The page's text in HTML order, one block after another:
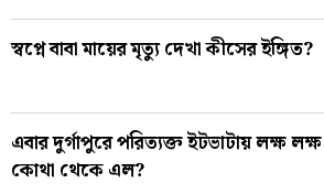
স্বপ্নে বাবা মায়ের মৃত্যু দেখা কীসের ইঙ্গিত?
এবার দুর্গাপুরে পরিত্যক্ত ইটভাটায় লক্ষ
কোথা থেকে এল?